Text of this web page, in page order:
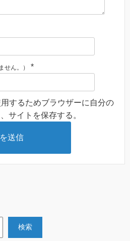
せん。） *
するためブラウザーに自分の
サイトを保存する。
検索